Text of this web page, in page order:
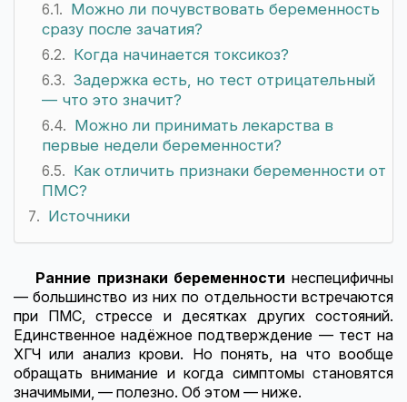
Можно ли почувствовать беременность
сразу после зачатия?
Когда начинается токсикоз?
Задержка есть, но тест отрицательный
— что это значит?
Можно ли принимать лекарства в
первые недели беременности?
Как отличить признаки беременности от
ПМС?
Источники
Ранние признаки беременности неспецифичны
— большинство из них по отдельности встречаются
при ПМС, стрессе и десятках других состояний.
Единственное надёжное подтверждение — тест на
ХГЧ или анализ крови. Но понять, на что вообще
обращать внимание и когда симптомы становятся
значимыми, — полезно. Об этом — ниже.